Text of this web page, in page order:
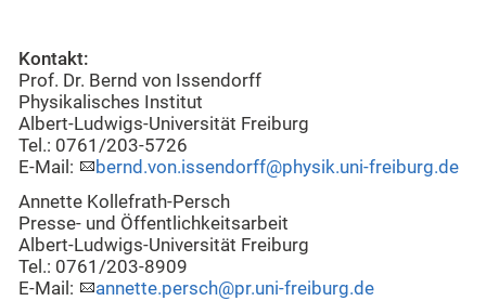
Kontakt:
Prof. Dr. Bernd von Issendorff
Physikalisches Institut
Albert-Ludwigs-Universität Freiburg
Tel.: 0761/203-5726
E-Mail:
bernd.von.issendorff@physik.uni-freiburg.de
Annette Kollefrath-Persch
Presse- und Öffentlichkeitsarbeit
Albert-Ludwigs-Universität Freiburg
Tel.: 0761/203-8909
E-Mail:
annette.persch@pr.uni-freiburg.de